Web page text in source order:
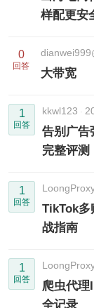
样配更安
0
回答
大带宽
1
回答
kkwl123
告别广告
完整评测
1
回答
TikTok多
战指南
1
回答
爬虫代理
全记录